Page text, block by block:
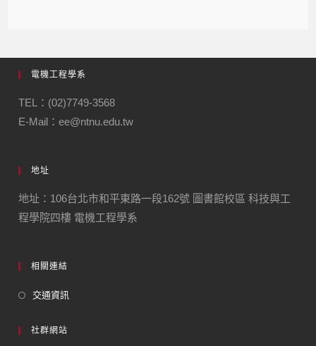
電機工程學系
TEL：(02)7749-3568
E-Mail：ee@ntnu.edu.tw
地址
地址：106台北市和平東路一段162號 圖書館校區 科技與工
程學院四樓 電機工程學系
相關連結
交通資訊
社群網站